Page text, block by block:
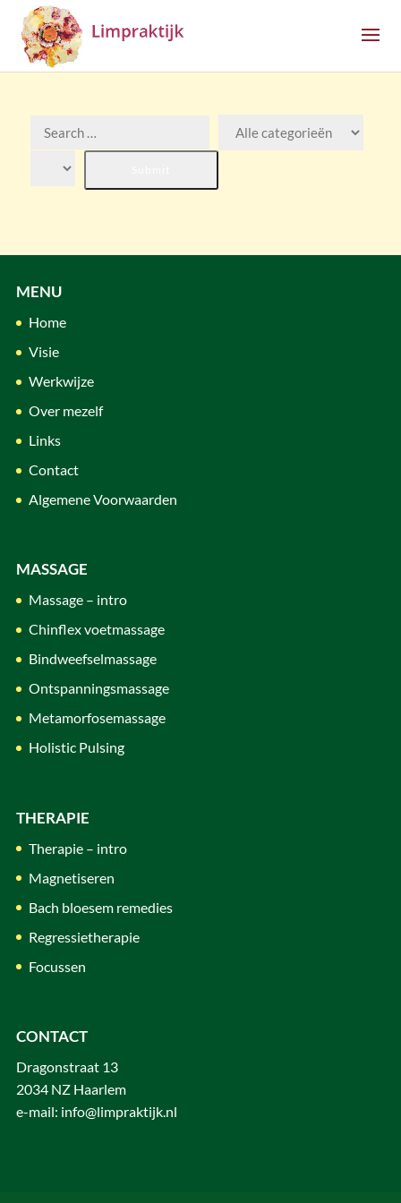
MENU
Home
Visie
Werkwijze
Over mezelf
Links
Contact
Algemene Voorwaarden
MASSAGE
Massage – intro
Chinflex voetmassage
Bindweefselmassage
Ontspanningsmassage
Metamorfosemassage
Holistic Pulsing
THERAPIE
Therapie – intro
Magnetiseren
Bach bloesem remedies
Regressietherapie
Focussen
CONTACT
Dragonstraat 13
2034 NZ Haarlem
e-mail: info@limpraktijk.nl